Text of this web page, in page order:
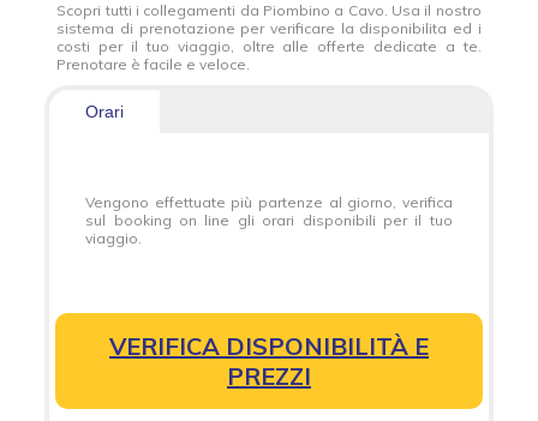
Scopri tutti i collegamenti da Piombino a Cavo. Usa il nostro
sistema di prenotazione per verificare la disponibilita ed i
costi per il tuo viaggio, oltre alle offerte dedicate a te.
Prenotare è facile e veloce.
Orari
Vengono effettuate più partenze al giorno, verifica
sul booking on line gli orari disponibili per il tuo
viaggio.
VERIFICA DISPONIBILITÀ E
PREZZI